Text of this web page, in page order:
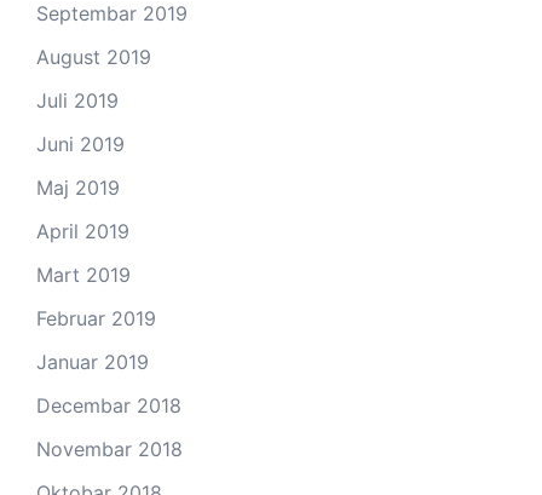
Septembar 2019
August 2019
Juli 2019
Juni 2019
Maj 2019
April 2019
Mart 2019
Februar 2019
Januar 2019
Decembar 2018
Novembar 2018